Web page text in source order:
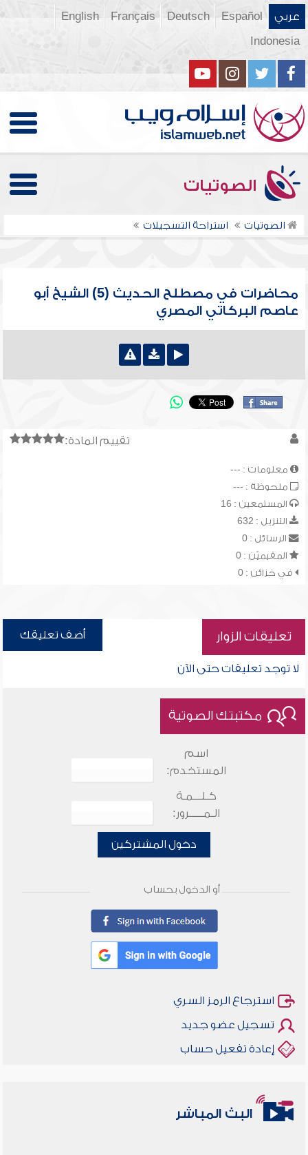
عربي Español
Deutsch
Français
English
Indonesia
الصوتيات
الصوتيات استراحة التسجيلات
محاضرات في مصطلح الحديث (5) الشيخ أبو
عاصم البركاتي المصري
تقييم المادة:
معلومات : ---
ملحوظة : ---
المستمعين : 16
التنزيل : 632
الرسائل : 0
المقيميّن : 0
في خزائن : 0
تعليقات الزوار أضف تعليقك
لا توجد تعليقات حتى الآن
مكتبتك الصوتية
اسم
المستخدم:
كـلـــمـة
الـمـــــرور:
دخول المشتركين
أو الدخول بحساب
استرجاع الرمز السري
تسجيل عضو جديد
إعادة تفعيل حساب
البث المباشر